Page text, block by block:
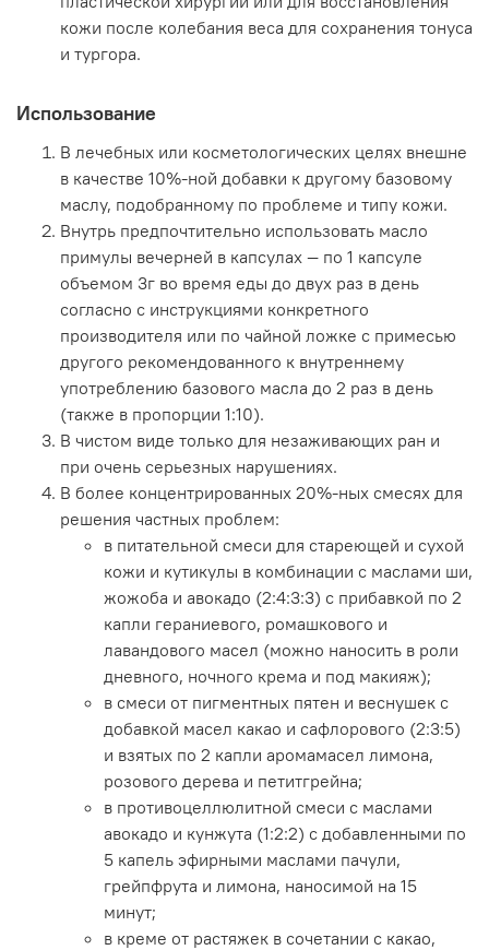
кожи после колебания веса для сохранения тонуса
и тургора.
Использование
В лечебных или косметологических целях внешне
в качестве 10%-ной добавки к другому базовому
маслу, подобранному по проблеме и типу кожи.
Внутрь предпочтительно использовать масло
примулы вечерней в капсулах — по 1 капсуле
объемом 3г во время еды до двух раз в день
согласно с инструкциями конкретного
производителя или по чайной ложке с примесью
другого рекомендованного к внутреннему
употреблению базового масла до 2 раз в день
(также в пропорции 1:10).
В чистом виде только для незаживающих ран и
при очень серьезных нарушениях.
В более концентрированных 20%-ных смесях для
решения частных проблем:
в питательной смеси для стареющей и сухой
кожи и кутикулы в комбинации с маслами ши,
жожоба и авокадо (2:4:3:3) с прибавкой по 2
капли гераниевого, ромашкового и
лавандового масел (можно наносить в роли
дневного, ночного крема и под макияж);
в смеси от пигментных пятен и веснушек с
добавкой масел какао и сафлорового (2:3:5)
и взятых по 2 капли аромамасел лимона,
розового дерева и петитгрейна;
в противоцеллюлитной смеси с маслами
авокадо и кунжута (1:2:2) с добавленными по
5 капель эфирными маслами пачули,
грейпфрута и лимона, наносимой на 15
минут;
в креме от растяжек в сочетании с какао,